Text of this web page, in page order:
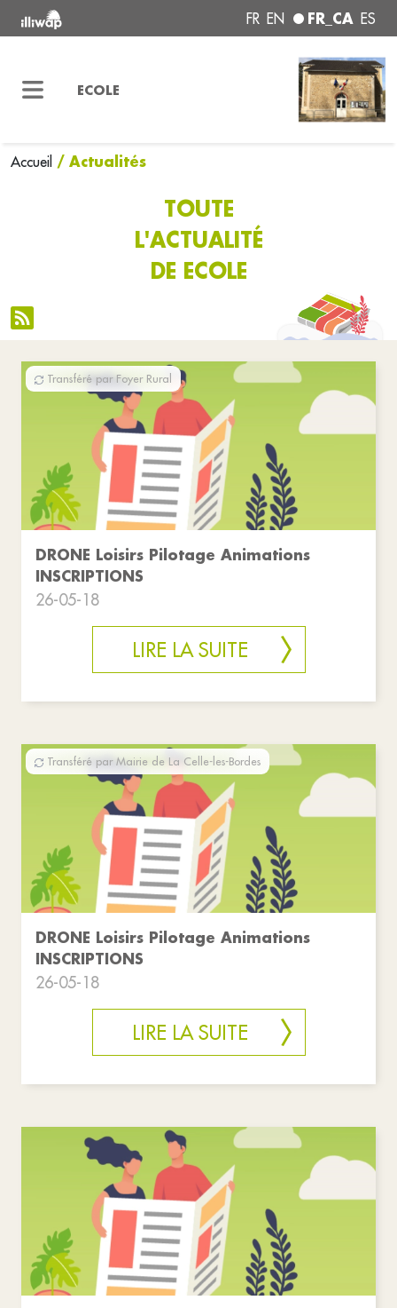
FR EN FR_CA ES
ECOLE
Accueil / Actualités
TOUTE
L'ACTUALITÉ
DE ECOLE
Transféré par Foyer Rural
DRONE Loisirs Pilotage Animations
INSCRIPTIONS
26-05-18
LIRE LA SUITE
Transféré par Mairie de La Celle-les-Bordes
DRONE Loisirs Pilotage Animations
INSCRIPTIONS
26-05-18
LIRE LA SUITE